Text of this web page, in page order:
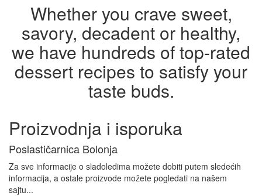
Whether you crave sweet,
savory, decadent or healthy,
we have hundreds of top-rated
dessert recipes to satisfy your
taste buds.
Proizvodnja i isporuka
Poslastičarnica Bolonja
Za sve informacije o sladoledima možete dobiti putem sledećih
informacija, a ostale proizvode možete pogledati na našem
sajtu...